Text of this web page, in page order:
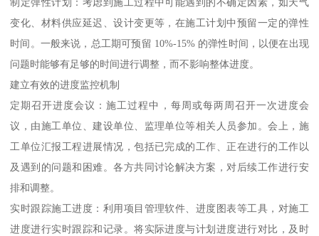
变化、材料供应延迟、设计变更等，在施工计划中预留一定的弹性
时间。一般来说，总工期可预留 10%-15% 的弹性时间，以便在出现
问题时能够有足够的时间进行调整，而不影响整体进度。
建立有效的进度监控机制
定期召开进度会议：施工过程中，每周或每两周召开一次进度会
议，由施工单位、建设单位、监理单位等相关人员参加。会上，施
工单位汇报工程进展情况，包括已完成的工作、正在进行的工作以
及遇到的问题和困难。各方共同讨论解决方案，对后续工作进行安
排和调整。
实时跟踪施工进度：利用项目管理软件、进度图表等工具，对施工
进度进行实时跟踪和记录。将实际进度与计划进度进行对比，及时